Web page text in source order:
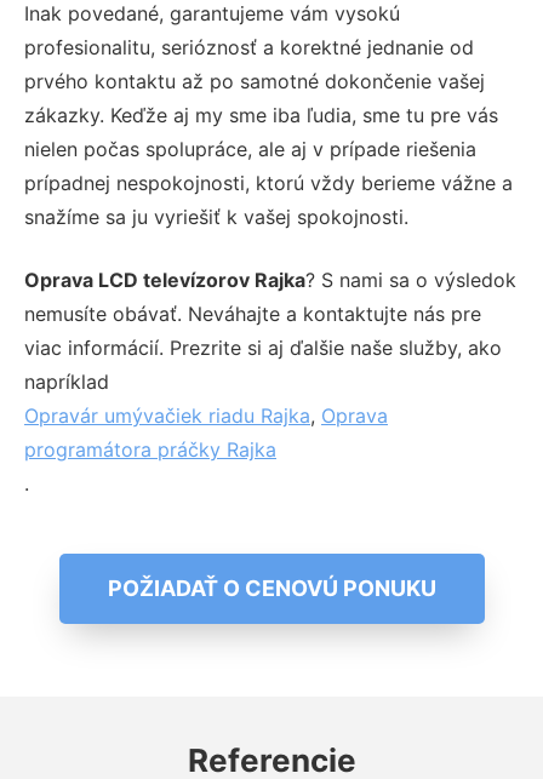
Inak povedané, garantujeme vám vysokú
profesionalitu, serióznosť a korektné jednanie od
prvého kontaktu až po samotné dokončenie vašej
zákazky. Keďže aj my sme iba ľudia, sme tu pre vás
nielen počas spolupráce, ale aj v prípade riešenia
prípadnej nespokojnosti, ktorú vždy berieme vážne a
snažíme sa ju vyriešiť k vašej spokojnosti.
Oprava LCD televízorov Rajka? S nami sa o výsledok
nemusíte obávať. Neváhajte a kontaktujte nás pre
viac informácií. Prezrite si aj ďalšie naše služby, ako
napríklad
Opravár umývačiek riadu Rajka, Oprava
programátora práčky Rajka
.
POŽIADAŤ O CENOVÚ PONUKU
Referencie